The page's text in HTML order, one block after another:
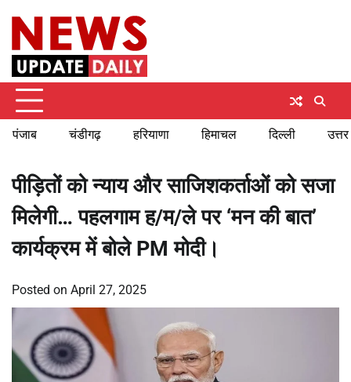
content
पंजाब चंडीगढ़ हरियाणा हिमाचल दिल्ली
पीड़ितों को न्याय और साजिशकर्ताओं को सजा
मिलेगी… पहलगाम ह/म/ले पर ‘मन की बात’
कार्यक्रम में बोले PM मोदी।
Posted on April 27, 2025